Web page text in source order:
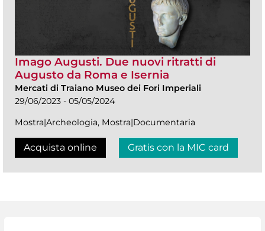
Imago Augusti. Due nuovi ritratti di
Augusto da Roma e Isernia
Mercati di Traiano Museo dei Fori Imperiali
29/06/2023 - 05/05/2024
Mostra|Archeologia, Mostra|Documentaria
Acquista online Gratis con la MIC card